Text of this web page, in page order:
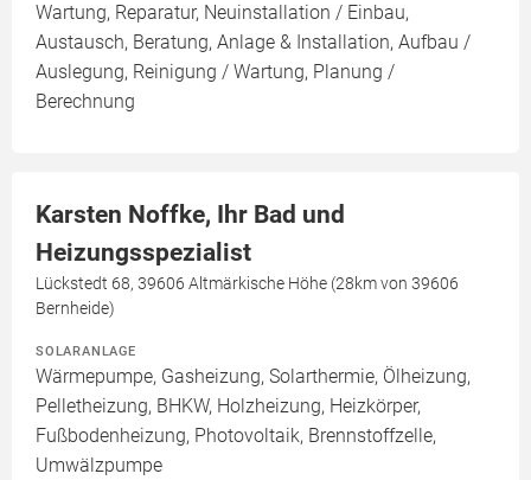
Wartung, Reparatur, Neuinstallation / Einbau,
Austausch, Beratung, Anlage & Installation, Aufbau /
Auslegung, Reinigung / Wartung, Planung /
Berechnung
Karsten Noffke, Ihr Bad und
Heizungsspezialist
Lückstedt 68, 39606 Altmärkische Höhe (28km von 39606
Bernheide)
SOLARANLAGE
Wärmepumpe, Gasheizung, Solarthermie, Ölheizung,
Pelletheizung, BHKW, Holzheizung, Heizkörper,
Fußbodenheizung, Photovoltaik, Brennstoffzelle,
Umwälzpumpe